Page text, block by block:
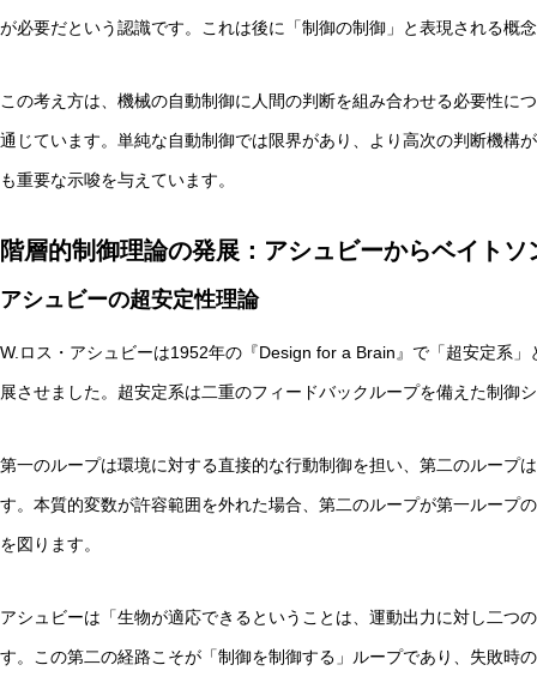
が必要だという認識です。これは後に「制御の制御」と表現される概
この考え方は、機械の自動制御に人間の判断を組み合わせる必要性に
通じています。単純な自動制御では限界があり、より高次の判断機構
も重要な示唆を与えています。
階層的制御理論の発展：アシュビーからベイトソ
アシュビーの超安定性理論
W.ロス・アシュビーは1952年の『Design for a Brain』で「超安定系
展させました。超安定系は二重のフィードバックループを備えた制御
第一のループは環境に対する直接的な行動制御を担い、第二のループ
す。本質的変数が許容範囲を外れた場合、第二のループが第一ループ
を図ります。
アシュビーは「生物が適応できるということは、運動出力に対し二つ
す。この第二の経路こそが「制御を制御する」ループであり、失敗時